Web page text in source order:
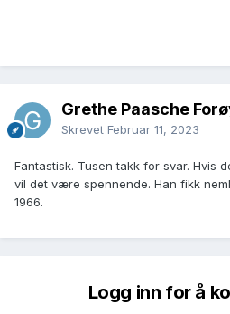
Grethe Paasche
Skrevet Februar 11, 2023
Fantastisk. Tusen takk for svar. Hvis
vil det være spennende. Han fikk
1966.
Logg inn for å